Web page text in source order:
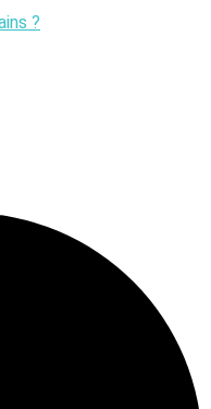
?